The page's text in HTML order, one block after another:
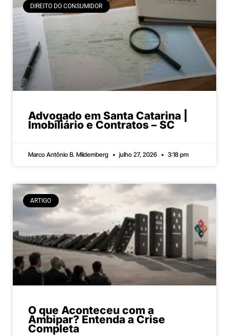
DIREITO DO CONSUMIDOR
Advogado em Santa Catarina |
Imobiliário e Contratos – SC
Marco Antônio B. Mildemberg julho 27, 2026 3:18 pm
ARTIGO
O que Aconteceu com a
Ambipar? Entenda a Crise
Completa